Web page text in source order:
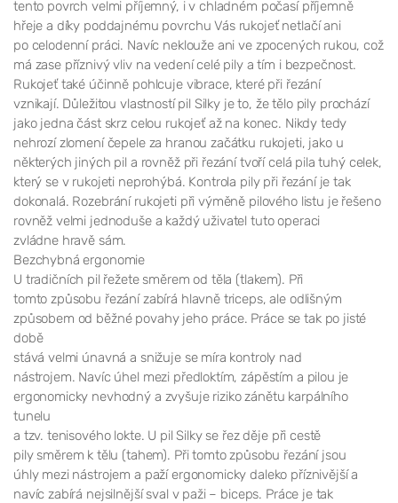
tento povrch velmi příjemný, i v chladném počasí příjemně
hřeje a díky poddajnému povrchu Vás rukojeť netlačí ani
po celodenní práci. Navíc neklouže ani ve zpocených rukou, což
má zase příznivý vliv na vedení celé pily a tím i bezpečnost.
Rukojeť také účinně pohlcuje vibrace, které při řezání
vznikají. Důležitou vlastností pil Silky je to, že tělo pily prochází
jako jedna část skrz celou rukojeť až na konec. Nikdy tedy
nehrozí zlomení čepele za hranou začátku rukojeti, jako u
některých jiných pil a rovněž při řezání tvoří celá pila tuhý celek,
který se v rukojeti neprohýbá. Kontrola pily při řezání je tak
dokonalá. Rozebrání rukojeti při výměně pilového listu je řešeno
rovněž velmi jednoduše a každý uživatel tuto operaci
zvládne hravě sám.
Bezchybná ergonomie
U tradičních pil řežete směrem od těla (tlakem). Při
tomto způsobu řezání zabírá hlavně triceps, ale odlišným
způsobem od běžné povahy jeho práce. Práce se tak po jisté
době
stává velmi únavná a snižuje se míra kontroly nad
nástrojem. Navíc úhel mezi předloktím, zápěstím a pilou je
ergonomicky nevhodný a zvyšuje riziko zánětu karpálního
tunelu
a tzv. tenisového lokte. U pil Silky se řez děje při cestě
pily směrem k tělu (tahem). Při tomto způsobu řezání jsou
úhly mezi nástrojem a paží ergonomicky daleko příznivější a
navíc zabírá nejsilnější sval v paži – biceps. Práce je tak